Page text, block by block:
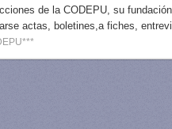
de la CODEPU, su
actas, boletines,a fiches,